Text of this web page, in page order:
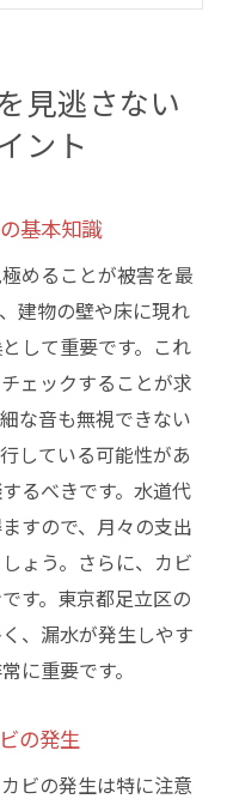
出とその重要性
早期発見につな
対応手順とその
ための準備リスト
の初動対応策
な情報提供の必要
最小化する理由
に必要な地域情報
とその重要性
き実績と口コミの
要な指標
べきポイント
びの賢い方法
見逃さない
ント
基本知識
めることが被害を最
建物の壁や床に現れ
して重要です。これ
ェックすることが求
な音も無視できない
している可能性があ
るべきです。水道代
すので、月々の支出
ょう。さらに、カビ
す。東京都足立区の
、漏水が発生しやす
に重要です。
の発生
ビの発生は特に注意